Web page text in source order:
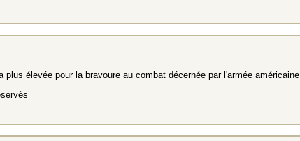
plus élevée pour la bravoure au combat décernée par l'armée américaine.